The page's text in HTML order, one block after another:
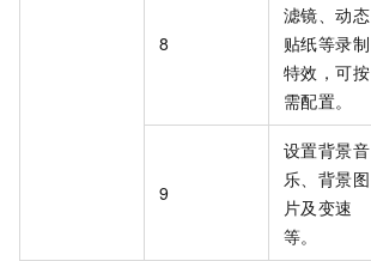
8
滤镜、动态
贴纸等录制
特效，可按
需配置。
9
设置背景音
乐、背景图
片及变速
等。